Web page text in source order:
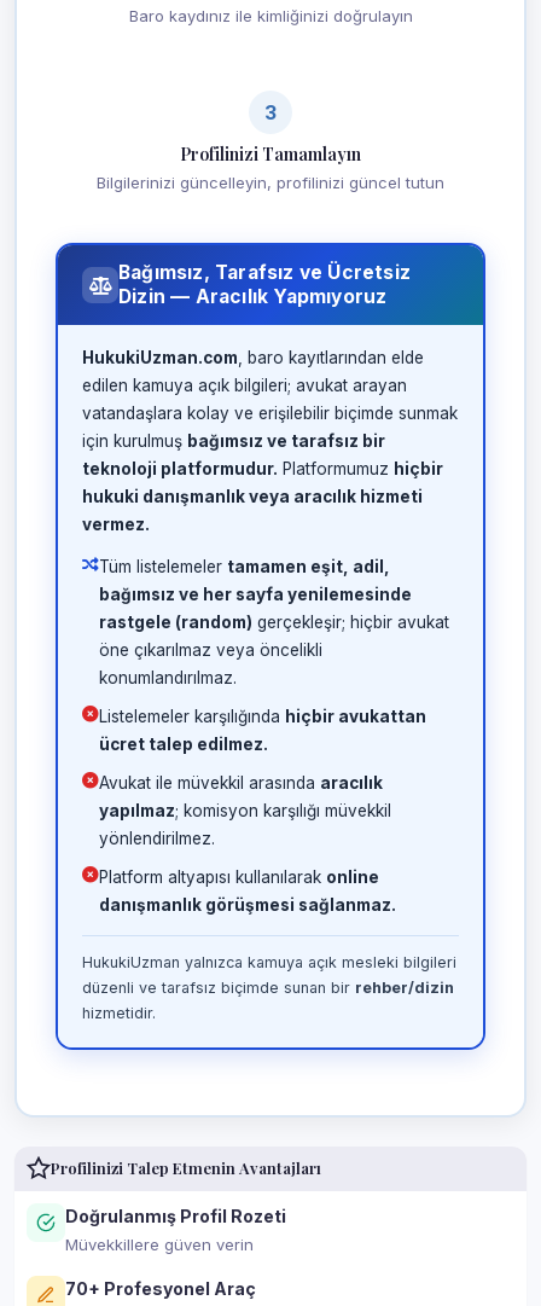
Baro kaydınız ile kimliğinizi doğrulayın
3
Profilinizi Tamamlayın
Bilgilerinizi güncelleyin, profilinizi güncel tutun
Bağımsız, Tarafsız ve Ücretsiz
Dizin — Aracılık Yapmıyoruz
HukukiUzman.com , baro kayıtlarından elde
edilen kamuya açık bilgileri; avukat arayan
vatandaşlara kolay ve erişilebilir biçimde sunmak
için kurulmuş bağımsız ve tarafsız bir
teknoloji platformudur. Platformumuz hiçbir
hukuki danışmanlık veya aracılık hizmeti
vermez.
Tüm listelemeler tamamen eşit, adil,
bağımsız ve her sayfa yenilemesinde
rastgele (random) gerçekleşir; hiçbir avukat
öne çıkarılmaz veya öncelikli
konumlandırılmaz.
Listelemeler karşılığında hiçbir avukattan
ücret talep edilmez.
Avukat ile müvekkil arasında aracılık
yapılmaz; komisyon karşılığı müvekkil
yönlendirilmez.
Platform altyapısı kullanılarak online
danışmanlık görüşmesi sağlanmaz.
HukukiUzman yalnızca kamuya açık mesleki bilgileri
düzenli ve tarafsız biçimde sunan bir rehber/dizin
hizmetidir.
Profilinizi Talep Etmenin Avantajları
Doğrulanmış Profil Rozeti
Müvekkillere güven verin
70+ Profesyonel Araç